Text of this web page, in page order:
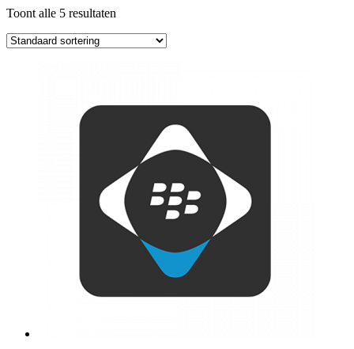
Toont alle 5 resultaten